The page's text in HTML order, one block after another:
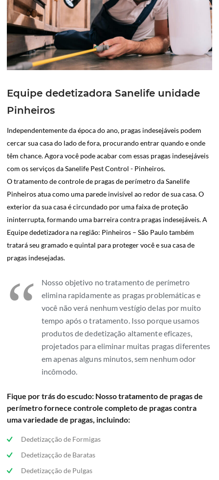
Equipe dedetizadora Sanelife unidade
Pinheiros
Independentemente da época do ano, pragas indesejáveis podem
cercar sua casa do lado de fora, procurando entrar quando e onde
têm chance. Agora você pode acabar com essas pragas indesejáveis
com os serviços da Sanelife Pest Control - Pinheiros.
O tratamento de controle de pragas de perímetro da Sanelife
Pinheiros atua como uma parede invisível ao redor de sua casa. O
exterior da sua casa é circundado por uma faixa de proteção
ininterrupta, formando uma barreira contra pragas indesejáveis. A
Equipe dedetizadora na região: Pinheiros – São Paulo também
tratará seu gramado e quintal para proteger você e sua casa de
pragas indesejadas.
“
Nosso objetivo no tratamento de perímetro
elimina rapidamente as pragas problemáticas e
você não verá nenhum vestígio delas por muito
tempo após o tratamento. Isso porque usamos
produtos de dedetização altamente eficazes,
projetados para eliminar muitas pragas diferentes
em apenas alguns minutos, sem nenhum odor
incômodo.
Fique por trás do escudo: Nosso tratamento de pragas de
perímetro fornece controle completo de pragas contra
uma variedade de pragas, incluindo:
Dedetizaçção de Formigas
Dedetizaçção de Baratas
Dedetizaçção de Pulgas